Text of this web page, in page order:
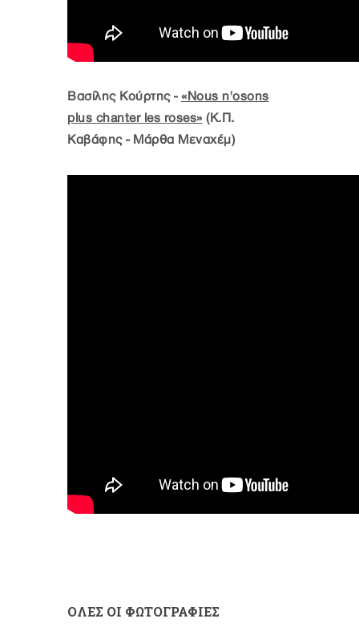
Βασίλης Κούρτης -«Nous n'osons
plus chanter les roses» (Κ.Π.
Καβάφης - Μάρθα Μεναχέμ)
ΟΛΕΣ ΟΙ ΦΩΤΟΓΡΑΦΙΕΣ